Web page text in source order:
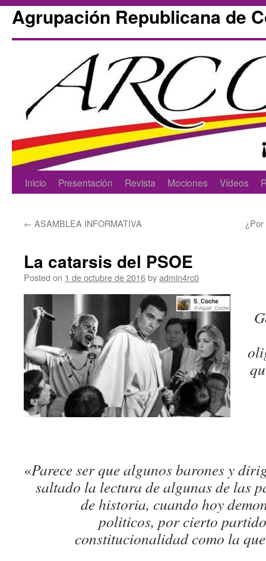
Agrupación Republicana de
Skip
content
Inicio Presentación Revista Mociones Vídeos
← ASAMBLEA INFORMATIVA
La catarsis del PSOE
Posted on 1 de octubre de 2016byadmin4rc0
«Parece ser que algunos barones y
saltado la lectura de algunas de las
de historia, cuando hoy
politicos, por cierto
constitucionalidad como la